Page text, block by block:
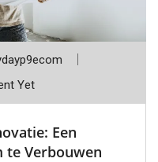
Yet
Een
te Verbouwen